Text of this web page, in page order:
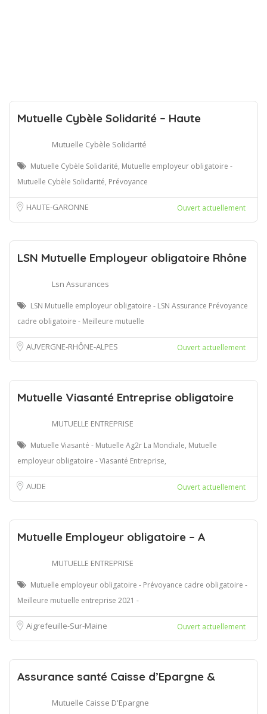
Mutuelle Cybèle Solidarité – Haute
Mutuelle Cybèle Solidarité
Mutuelle Cybèle Solidarité, Mutuelle employeur obligatoire -
Mutuelle Cybèle Solidarité, Prévoyance
HAUTE-GARONNE Ouvert actuellement
LSN Mutuelle Employeur obligatoire Rhône
Lsn Assurances
LSN Mutuelle employeur obligatoire - LSN Assurance Prévoyance
cadre obligatoire - Meilleure mutuelle
AUVERGNE-RHÔNE-ALPES Ouvert actuellement
Mutuelle Viasanté Entreprise obligatoire
MUTUELLE ENTREPRISE
Mutuelle Viasanté - Mutuelle Ag2r La Mondiale, Mutuelle
employeur obligatoire - Viasanté Entreprise,
AUDE Ouvert actuellement
Mutuelle Employeur obligatoire – A
MUTUELLE ENTREPRISE
Mutuelle employeur obligatoire - Prévoyance cadre obligatoire -
Meilleure mutuelle entreprise 2021 -
Aigrefeuille-Sur-Maine Ouvert actuellement
Assurance santé Caisse d’Epargne &
Mutuelle Caisse D'Epargne